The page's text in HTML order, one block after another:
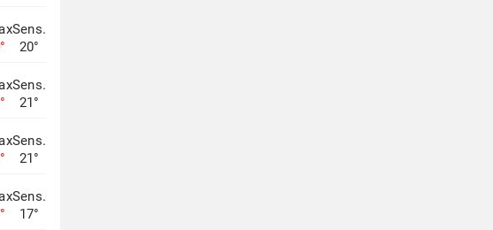
Sens.
20°
Sens.
21°
Sens.
21°
Sens.
17°